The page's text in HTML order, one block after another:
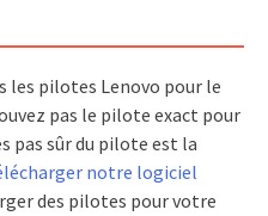
les pilotes Lenovo pour le
pas le pilote exact pour
pas sûr du pilote est la
notre logiciel
des pilotes pour votre